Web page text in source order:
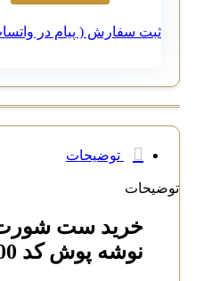
ثبت سفارش ( پیام در واتساپ )
توضیحات
توضیحات
خرید ست شورت و
نوشه پوش کد 300